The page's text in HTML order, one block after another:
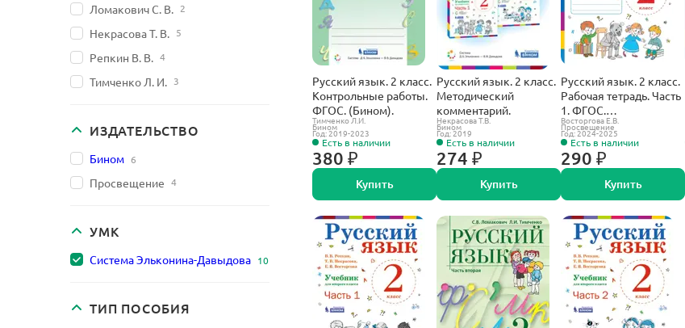
Ломакович С. В. 2
Некрасова Т. В. 5
Репкин В. В. 4
Тимченко Л. И. 3
ИЗДАТЕЛЬСТВО
Бином 6
Просвещение 4
УМК
Система Эльконина-Давыдова 10
ТИП ПОСОБИЯ
Русский язык. 2 класс.
Контрольные работы.
ФГОС. (Бином).
Тимченко Л.И.
Бином
Год: 2019-2023
Есть в наличии
380 ₽
Купить
Русский язык. 2 класс.
Методический
комментарий.
Некрасова Т.В.
Бином
Год: 2019
Есть в наличии
274 ₽
Купить
Русский язык. 2 класс.
Рабочая тетрадь. Часть
1. ФГОС.
(Просвещение).
Восторгова Е.В.
Просвещение
Год: 2024-2025
Есть в наличии
290 ₽
Купить